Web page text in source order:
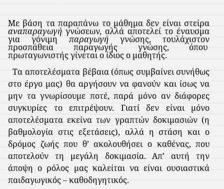
Με βάση τα παραπάνω το μάθημα δεν είναι στείρα
αναπαραγωγή γνώσεων, αλλά αποτελεί το έναυσμα
για γόνιμηπαραγωγή γνώσης, τουλάχιστον
προσπάθεια παραγωγής γνώσης, όπου
πρωταγωνιστής γίνεται ο ίδιος ο μαθητής.
Τα αποτελέσματα βέβαια (όπως συμβαίνει συνήθως
στο έργο μας) θα αργήσουν να φανούν και ίσως να
μην τα γνωρίσουμε ποτέ, παρά μόνο αν διάφορες
συγκυρίες το επιτρέψουν. Γιατί δεν είναι μόνο
αποτελέσματα εκείνα των γραπτών δοκιμασιών (η
βαθμολογία στις εξετάσεις), αλλά η στάση και ο
δρόμος ζωής που θ’ ακολουθήσει ο καθένας, που
αποτελούν τη μεγάλη δοκιμασία. Απ’ αυτή την
άποψη ο ρόλος μας καλείται να είναι ουσιαστικά
παιδαγωγικός – καθοδηγητικός.